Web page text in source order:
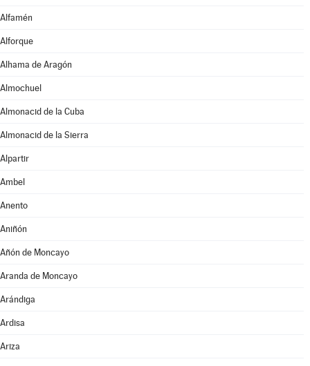
Alfamén
Alforque
Alhama de Aragón
Almochuel
Almonacid de la Cuba
Almonacid de la Sierra
Alpartir
Ambel
Anento
Aniñón
Añón de Moncayo
Aranda de Moncayo
Arándiga
Ardisa
Ariza